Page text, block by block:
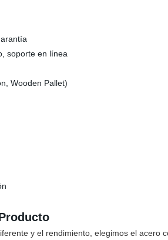
soporte en línea
Wooden Pallet)
y el rendimiento, elegimos el acero